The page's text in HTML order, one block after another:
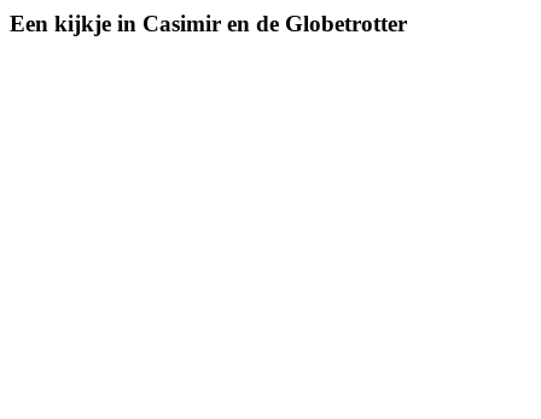
Een kijkje in Casimir en de Globetrotter